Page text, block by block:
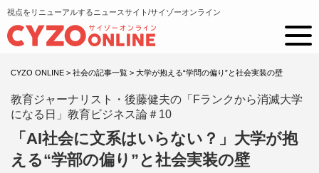
視点をリニューアルするニュースサイト/サイゾーオンライン
CYZO ONLINE > 社会の記事一覧 > 大学が抱える“学問の偏り”と社会実装の壁
教育ジャーナリスト・後藤健夫の「Fランクから消滅大学
になる日」教育ビジネス論＃10
「AI社会に文系はいらない？」大学が抱
える“学部の偏り”と社会実装の壁